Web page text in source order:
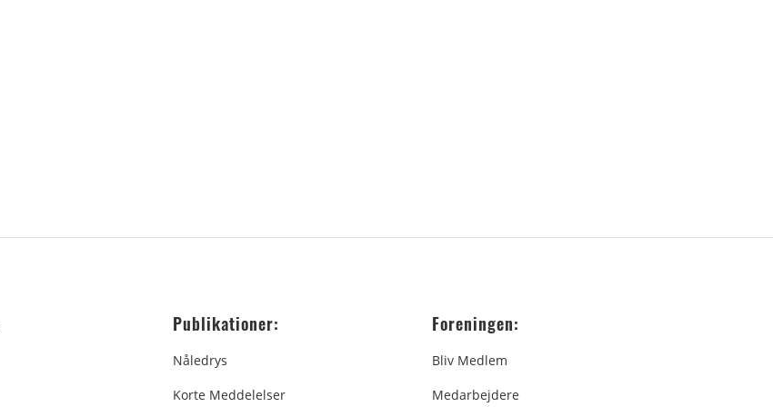
Publikationer:
Nåledrys
Korte Meddelelser
Foreningen:
Bliv Medlem
Medarbejdere